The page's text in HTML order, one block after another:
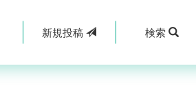
新規投稿 検索